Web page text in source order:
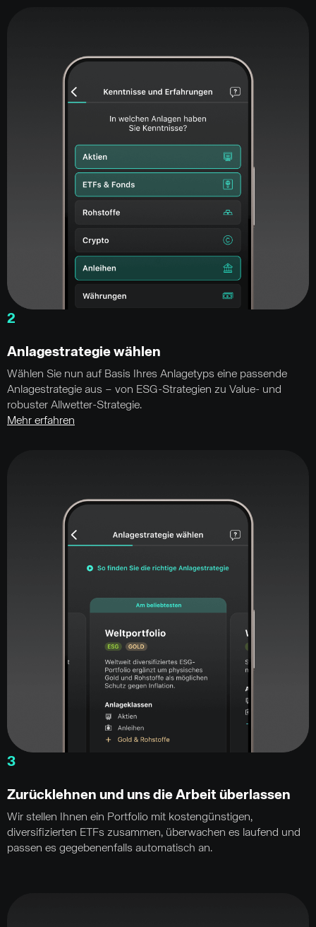
2
Anlagestrategie wählen
Wählen Sie nun auf Basis Ihres Anlagetyps eine passende
Anlagestrategie aus – von ESG-Strategien zu Value- und
robuster Allwetter-Strategie.
Mehr erfahren
3
Zurücklehnen und uns die Arbeit überlassen
Wir stellen Ihnen ein Portfolio mit kostengünstigen,
diversifizierten ETFs zusammen, überwachen es laufend und
passen es gegebenenfalls automatisch an.